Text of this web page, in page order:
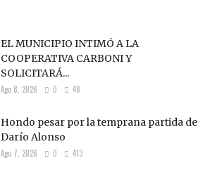
EL MUNICIPIO INTIMÓ A LA
COOPERATIVA CARBONI Y
SOLICITARÁ...
Ago 8, 2026 0 48
Hondo pesar por la temprana partida de
Darío Alonso
Ago 7, 2026 0 413